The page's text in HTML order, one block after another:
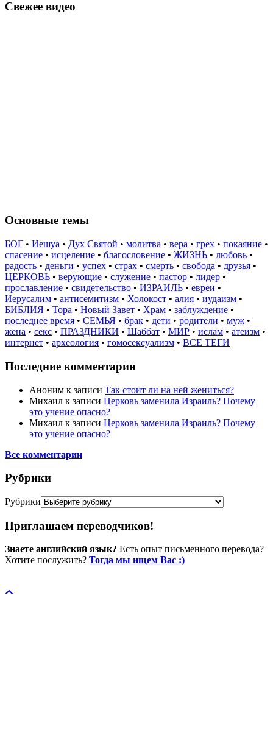
Свежее видео
Основные темы
БОГ • Иешуа • Дух Святой • молитва • вера • грех • покаяние •
спасение • исцеление • благословение • ЖИЗНЬ • любовь •
радость • деньги • успех • страх • смерть • свобода • друзья •
ЦЕРКОВЬ • верующие • служение • пастор • лидер •
прославление • свидетельство • ИЗРАИЛЬ • евреи •
Иерусалим • антисемитизм • Холокост • алия • иудаизм •
БИБЛИЯ • Тора • Новый Завет • Храм • заблуждение •
последнее время • СЕМЬЯ • брак • дети • родители • муж •
жена • секс • ПРАЗДНИКИ • Шаббат • МИР • ислам • атеизм •
интернет • археология • гомосексуализм • ВСЕ ТЕГИ
Последние комментарии
Аноним к записи Так стоит ли на ней жениться?
Михаил к записи Церковь заменила Израиль? Почему
это учение опасно?
Михаил к записи Церковь заменила Израиль? Почему
это учение опасно?
Все комментарии
Рубрики
Рубрики
Приглашаем переводчиков!
Знаете английский язык? Есть опыт письменного перевода?
Хотите послужить? Тогда мы ищем Вас :)